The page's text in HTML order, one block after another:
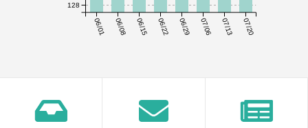
06/01 06/08 06/15 06/22 06/29 07/06 07/13 07/20
128